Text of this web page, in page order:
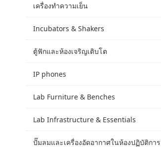
เครื่องทำความเย็น
Incubators & Shakers
ตู้ฟักและห้องเจริญเติบโต
IP phones
Lab Furniture & Benches
Lab Infrastructure & Essentials
ปั๊มลมและเครื่องอัดอากาศในห้องปฏิบัติการ